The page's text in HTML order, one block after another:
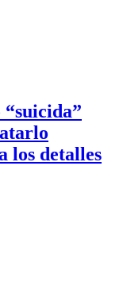
los detalles